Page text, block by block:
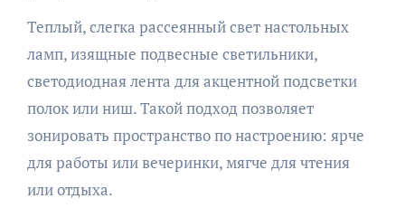
Теплый, слегка рассеянный свет настольных
ламп, изящные подвесные светильники,
светодиодная лента для акцентной подсветки
полок или ниш. Такой подход позволяет
зонировать пространство по настроению: ярче
для работы или вечеринки, мягче для чтения
или отдыха.